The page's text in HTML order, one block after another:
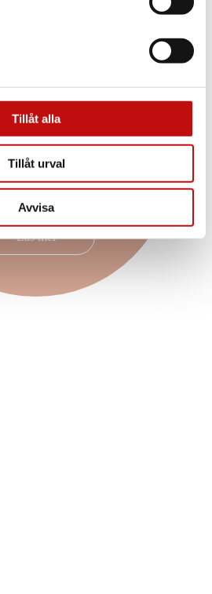
Tillåt alla
Tillåt urval
Avvisa
just dig?
är anpassade efter dig och dina
när det kommer till dina
glas du borde välja beror
Läs mer